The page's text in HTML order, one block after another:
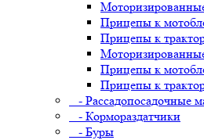
Прицепы к
Прицепы к
Прицепы к
Прицепы к
- Рассадопосадочные
- Кормораздатчики
- Буры